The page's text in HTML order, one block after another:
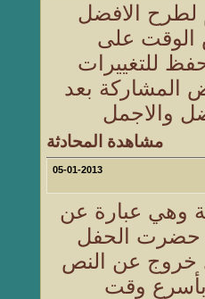
لطرح الافضل
على
للتغييرات
المشاركة بعد
والاجمل
مشاهدة المحادثة
05-01-2013
وهي عبارة عن
حضرت الحفل
خروج عن النص
بأسرع وقت